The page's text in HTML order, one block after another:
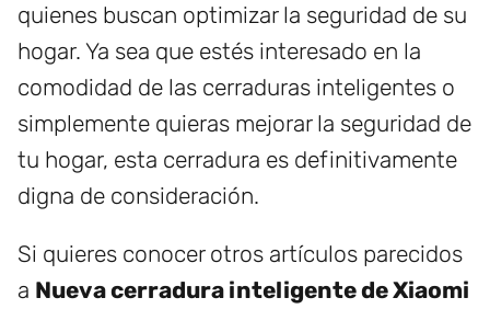
quienes buscan optimizar la seguridad de su
hogar. Ya sea que estés interesado en la
comodidad de las cerraduras inteligentes o
simplemente quieras mejorar la seguridad de
tu hogar, esta cerradura es definitivamente
digna de consideración.
Si quieres conocer otros artículos parecidos
a Nueva cerradura inteligente de Xiaomi